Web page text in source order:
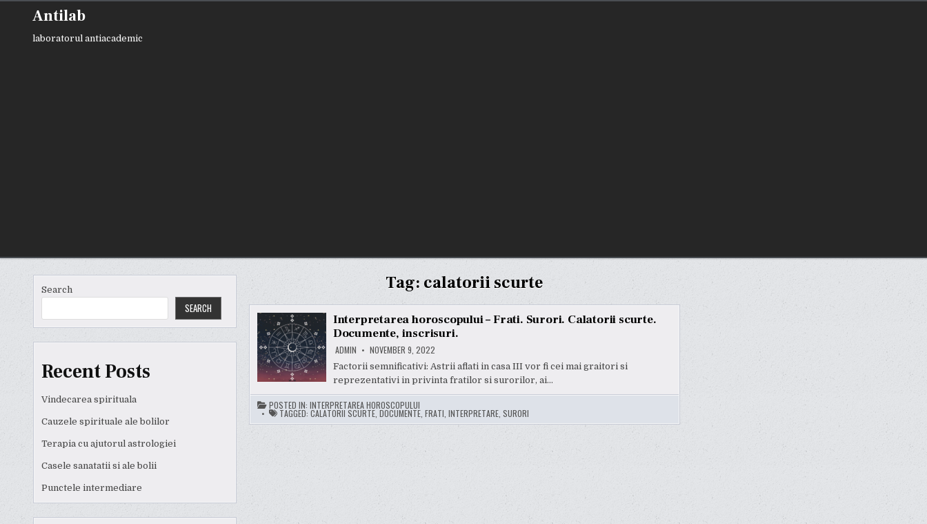
content
Antilab
laboratorul antiacademic
Search
SEARCH
Recent Posts
Vindecarea spirituala
Cauzele spirituale ale bolilor
Terapia cu ajutorul astrologiei
Casele sanatatii si ale bolii
Punctele intermediare
Tag: calatorii scurte
Interpretarea horoscopului – Frati. Surori. Calatorii scurte.
Documente, inscrisuri.
ADMIN NOVEMBER 9, 2022
Factorii semnificativi: Astrii aflati in casa III vor fi cei mai graitori si
reprezentativi in privinta fratilor si surorilor, ai…
POSTED IN: INTERPRETAREA HOROSCOPULUI
TAGGED: CALATORII SCURTE, DOCUMENTE, FRATI INTERPRETARE, SURORI